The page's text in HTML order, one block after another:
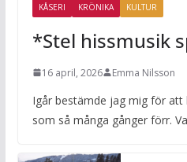
KÅSERI KRÖNIKA KULTUR
*Stel hissmusik
16 april, 2026 Emma Nilsson
Igår bestämde jag mig för att
som så många gånger förr.